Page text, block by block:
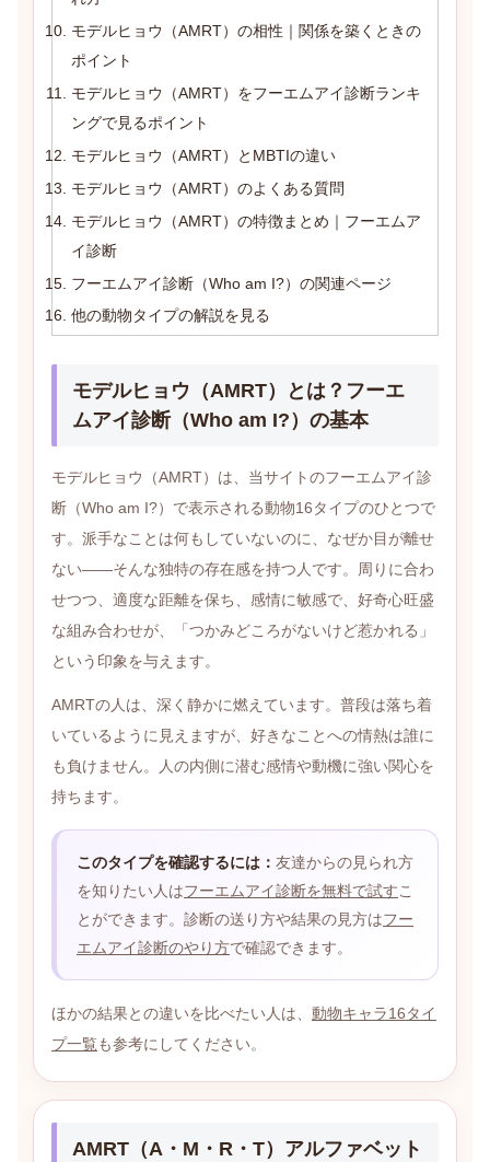
モデルヒョウ（AMRT）の相性｜関係を築くときの
ポイント
モデルヒョウ（AMRT）をフーエムアイ診断ランキ
ングで見るポイント
モデルヒョウ（AMRT）とMBTIの違い
モデルヒョウ（AMRT）のよくある質問
モデルヒョウ（AMRT）の特徴まとめ｜フーエムア
イ診断
フーエムアイ診断（Who am I?）の関連ページ
他の動物タイプの解説を見る
モデルヒョウ（AMRT）とは？フーエ
ムアイ診断（Who am I?）の基本
モデルヒョウ（AMRT）は、当サイトのフーエムアイ診
断（Who am I?）で表示される動物16タイプのひとつで
す。派手なことは何もしていないのに、なぜか目が離せ
ない——そんな独特の存在感を持つ人です。周りに合わ
せつつ、適度な距離を保ち、感情に敏感で、好奇心旺盛
な組み合わせが、「つかみどころがないけど惹かれる」
という印象を与えます。
AMRTの人は、深く静かに燃えています。普段は落ち着
いているように見えますが、好きなことへの情熱は誰に
も負けません。人の内側に潜む感情や動機に強い関心を
持ちます。
このタイプを確認するには： 友達からの見られ方
を知りたい人はフーエムアイ診断を無料で試すこ
とができます。診断の送り方や結果の見方はフー
エムアイ診断のやり方で確認できます。
ほかの結果との違いを比べたい人は、 動物キャラ16タイ
プ一覧も参考にしてください。
AMRT（A・M・R・T）アルファベット